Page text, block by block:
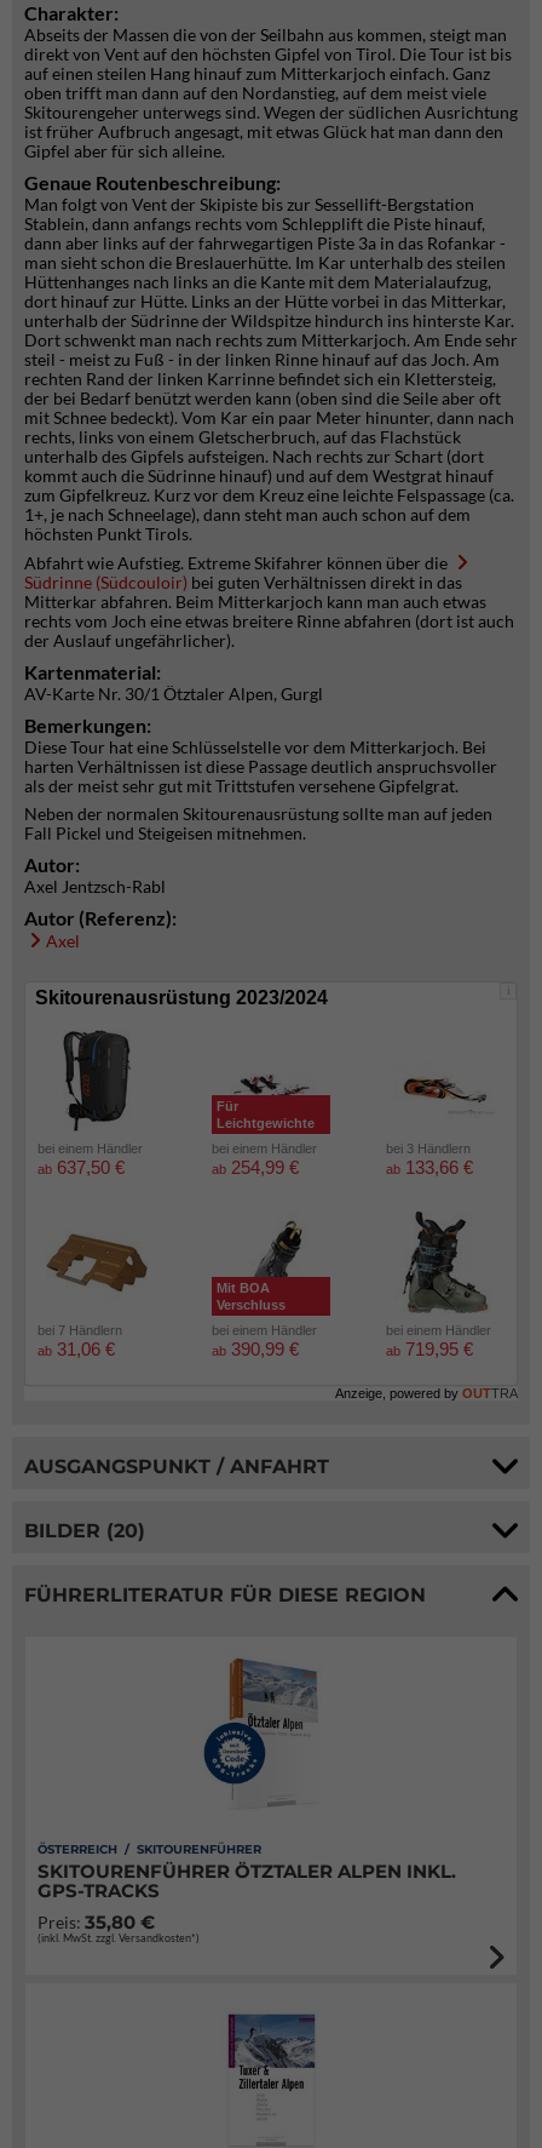
Charakter:
Abseits der Massen die von der Seilbahn aus kommen, steigt man
direkt von Vent auf den höchsten Gipfel von Tirol. Die Tour ist bis
auf einen steilen Hang hinauf zum Mitterkarjoch einfach. Ganz
oben trifft man dann auf den Nordanstieg, auf dem meist viele
Skitourengeher unterwegs sind. Wegen der südlichen Ausrichtung
ist früher Aufbruch angesagt, mit etwas Glück hat man dann den
Gipfel aber für sich alleine.
Genaue Routenbeschreibung:
Man folgt von Vent der Skipiste bis zur Sessellift-Bergstation
Stablein, dann anfangs rechts vom Schlepplift die Piste hinauf,
dann aber links auf der fahrwegartigen Piste 3a in das Rofankar -
man sieht schon die Breslauerhütte. Im Kar unterhalb des steilen
Hüttenhanges nach links an die Kante mit dem Materialaufzug,
dort hinauf zur Hütte. Links an der Hütte vorbei in das Mitterkar,
unterhalb der Südrinne der Wildspitze hindurch ins hinterste Kar.
Dort schwenkt man nach rechts zum Mitterkarjoch. Am Ende sehr
steil - meist zu Fuß - in der linken Rinne hinauf auf das Joch. Am
rechten Rand der linken Karrinne befindet sich ein Klettersteig,
der bei Bedarf benützt werden kann (oben sind die Seile aber oft
mit Schnee bedeckt). Vom Kar ein paar Meter hinunter, dann nach
rechts, links von einem Gletscherbruch, auf das Flachstück
unterhalb des Gipfels aufsteigen. Nach rechts zur Schart (dort
kommt auch die Südrinne hinauf) und auf dem Westgrat hinauf
zum Gipfelkreuz. Kurz vor dem Kreuz eine leichte Felspassage (ca.
1+, je nach Schneelage), dann steht man auch schon auf dem
höchsten Punkt Tirols.
Abfahrt wie Aufstieg. Extreme Skifahrer können über die
Südrinne (Südcouloir) bei guten Verhältnissen direkt in das
Mitterkar abfahren. Beim Mitterkarjoch kann man auch etwas
rechts vom Joch eine etwas breitere Rinne abfahren (dort ist auch
der Auslauf ungefährlicher).
Kartenmaterial:
AV-Karte Nr. 30/1 Ötztaler Alpen, Gurgl
Bemerkungen:
Diese Tour hat eine Schlüsselstelle vor dem Mitterkarjoch. Bei
harten Verhältnissen ist diese Passage deutlich anspruchsvoller
als der meist sehr gut mit Trittstufen versehene Gipfelgrat.
Neben der normalen Skitourenausrüstung sollte man auf jeden
Fall Pickel und Steigeisen mitnehmen.
Autor:
Axel Jentzsch-Rabl
Autor (Referenz):
Axel
i
Skitourenausrüstung 2023/2024
bei einem Händler
ab 637,50 €
Für
Leichtgewichte
bei einem Händler
ab 254,99 €
bei 3 Händlern
ab 133,66 €
bei 7 Händlern
ab 31,06 €
Mit BOA
Verschluss
bei einem Händler
ab 390,99 €
bei einem Händler
ab 719,95 €
Anzeige, powered by OUTTRA
AUSGANGSPUNKT / ANFAHRT
BILDER (20)
FÜHRERLITERATUR FÜR DIESE REGION
ÖSTERREICH / SKITOURENFÜHRER
SKITOURENFÜHRER ÖTZTALER ALPEN INKL.
GPS-TRACKS
Preis: 35,80 €
(inkl. MwSt. zzgl. Versandkosten*)